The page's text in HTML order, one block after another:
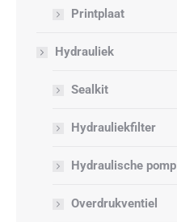
Printplaat
Hydrauliek
Sealkit
Hydrauliekfilter
Hydraulische pomp
Overdrukventiel